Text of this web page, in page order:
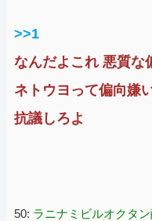
>>1
なんだよこれ 悪質な
ネトウヨって偏向嫌
抗議しろよ
50: ラニナミビルオクタ